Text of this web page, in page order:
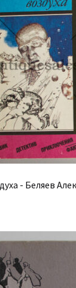
- Беляев